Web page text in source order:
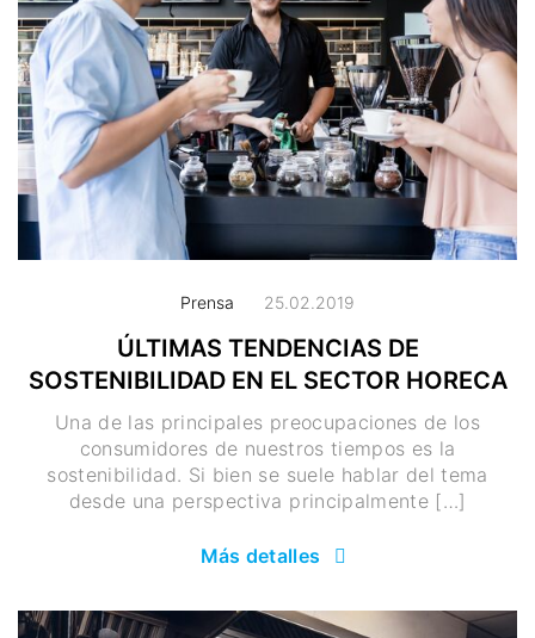
Prensa 25.02.2019
ÚLTIMAS TENDENCIAS DE
SOSTENIBILIDAD EN EL SECTOR HORECA
Una de las principales preocupaciones de los
consumidores de nuestros tiempos es la
sostenibilidad. Si bien se suele hablar del tema
desde una perspectiva principalmente […]
Más detalles